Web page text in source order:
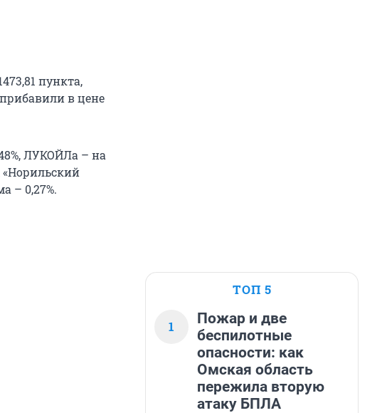
пункта,
в цене
ЛУКОЙЛа – на
«Норильский
– 0,27%.
ТОП 5
1
Пожар и две
беспилотные
опасности: как
Омская область
пережила вторую
атаку БПЛА